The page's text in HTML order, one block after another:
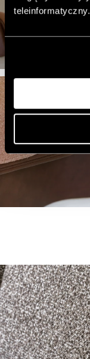
teleinformatyczny.